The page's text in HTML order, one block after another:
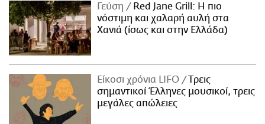
Γεύση
Red Jane Grill: Η πιο
νόστιμη και χαλαρή αυλή στα
Χανιά (ίσως και στην Ελλάδα)
Είκοσι χρόνια LIFO
Tρεις
σημαντικοί Έλληνες μουσικοί, τρεις
μεγάλες απώλειες